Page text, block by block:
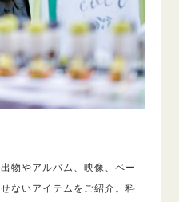
物やアルバム、映像、ペー
ないアイテムをご紹介。料